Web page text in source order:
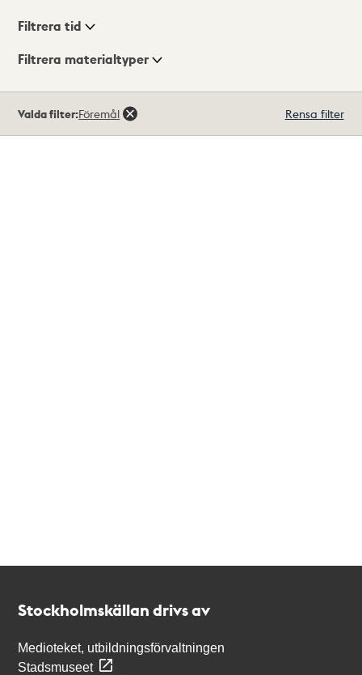
Visningsläge
Filtrera tid
Filtrera materialtyper
träffar
Valda filter:Föremål Rensa filter
Stockholmskällan drivs av
Medioteket, utbildningsförvaltningen
Stadsmuseet